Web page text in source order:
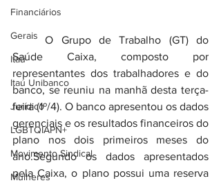
Financiários
Gerais
Itaú
Itaú Unibanco
Jurídico
LGBTQIAPN+
Movimento Sindical
Mulheres
	O Grupo de Trabalho (GT) do
Saúde Caixa, composto por
representantes dos trabalhadores e do
banco, se reuniu na manhã desta terça-
feira (1º/4). O banco apresentou os dados
gerenciais e os resultados financeiros do
plano nos dois primeiros meses do
ano.Segundo os dados apresentados
pela Caixa, o plano possui uma reserva